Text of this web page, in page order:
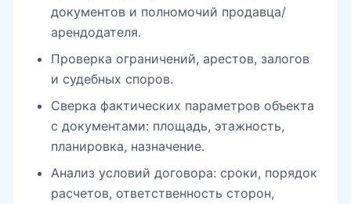
документов и полномочий продавца/
арендодателя.
Проверка ограничений, арестов, залогов
и судебных споров.
Сверка фактических параметров объекта
с документами: площадь, этажность,
планировка, назначение.
Анализ условий договора: сроки, порядок
расчетов, ответственность сторон,